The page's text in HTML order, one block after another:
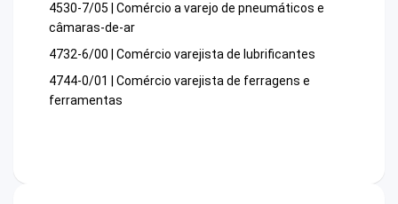
4530-7/05 | Comércio a varejo de pneumáticos e
câmaras-de-ar
4732-6/00 | Comércio varejista de lubrificantes
4744-0/01 | Comércio varejista de ferragens e
ferramentas